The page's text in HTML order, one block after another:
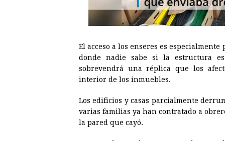
El acceso a los enseres es
donde nadie sabe si la estructura
sobrevendrá una réplica que los
interior de los inmuebles.
Los edificios y casas parcialmente
varias familias ya han contratado a
la pared que cayó.